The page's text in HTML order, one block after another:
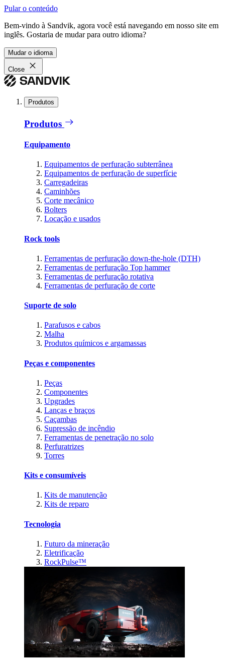
Pular o conteúdo
Bem-vindo à Sandvik, agora você está navegando em nosso site em
inglês. Gostaria de mudar para outro idioma?
Mudar o idioma
Close
Produtos
Produtos
Equipamento
Equipamentos de perfuração subterrânea
Equipamentos de perfuração de superfície
Carregadeiras
Caminhões
Corte mecânico
Bolters
Locação e usados
Rock tools
Ferramentas de perfuração down-the-hole (DTH)
Ferramentas de perfuração Top hammer
Ferramentas de perfuração rotativa
Ferramentas de perfuração de corte
Suporte de solo
Parafusos e cabos
Malha
Produtos químicos e argamassas
Peças e componentes
Peças
Componentes
Upgrades
Lanças e braços
Caçambas
Supressão de incêndio
Ferramentas de penetração no solo
Perfuratrizes
Torres
Kits e consumíveis
Kits de manutenção
Kits de reparo
Tecnologia
Futuro da mineração
Eletrificação
RockPulse™